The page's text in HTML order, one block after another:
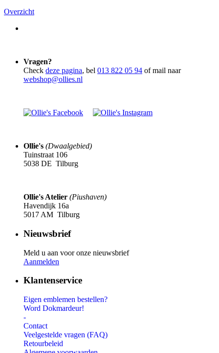
Overzicht
Vragen?
Check deze pagina, bel 013 822 05 94 of mail naar
webshop@ollies.nl
Ollie's (Dwaalgebied)
Tuinstraat 106
5038 DE Tilburg
Ollie's Atelier (Piushaven)
Havendijk 16a
5017 AM Tilburg
Nieuwsbrief
Meld u aan voor onze nieuwsbrief
Aanmelden
Klantenservice
Eigen emblemen bestellen?
Word Dokmardeur!
-
Contact
Veelgestelde vragen (FAQ)
Retourbeleid